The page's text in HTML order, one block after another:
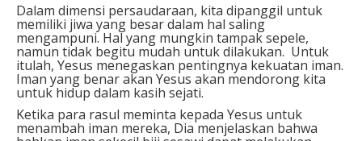
Dalam dimensi persaudaraan, kita dipanggil untuk
memiliki jiwa yang besar dalam hal saling
mengampuni. Hal yang mungkin tampak sepele,
namun tidak begitu mudah untuk dilakukan. Untuk
itulah, Yesus menegaskan pentingnya kekuatan iman.
Iman yang benar akan Yesus akan mendorong kita
untuk hidup dalam kasih sejati.
Ketika para rasul meminta kepada Yesus untuk
menambah iman mereka, Dia menjelaskan bahwa